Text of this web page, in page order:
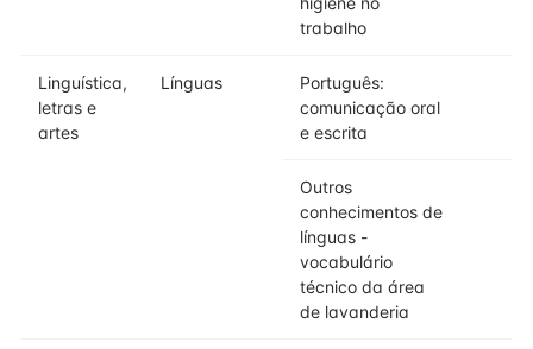
trabalho
Linguística,
letras e
artes
Línguas
Português:
comunicação oral
e escrita
Outros
conhecimentos de
línguas -
vocabulário
técnico da área
de lavanderia